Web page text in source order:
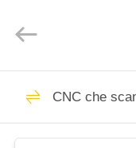
CASA.
PRODOTTI
Advanced
Materials
Rights
CNC che